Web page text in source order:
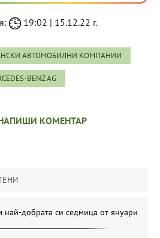
19:02 | 15.12.22 г.
АВТОМОБИЛНИ КОМПАНИИ
BENZ AG
КОМЕНТАР
най-добрата си седмица от януари